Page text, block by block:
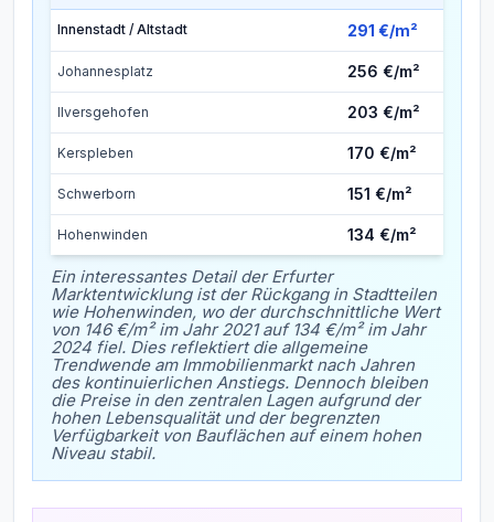
Innenstadt / Altstadt 291 €/m²
Johannesplatz 256 €/m²
Ilversgehofen 203 €/m²
Kerspleben 170 €/m²
Schwerborn 151 €/m²
Hohenwinden 134 €/m²
Ein interessantes Detail der Erfurter
Marktentwicklung ist der Rückgang in Stadtteilen
wie Hohenwinden, wo der durchschnittliche Wert
von 146 €/m² im Jahr 2021 auf 134 €/m² im Jahr
2024 fiel. Dies reflektiert die allgemeine
Trendwende am Immobilienmarkt nach Jahren
des kontinuierlichen Anstiegs. Dennoch bleiben
die Preise in den zentralen Lagen aufgrund der
hohen Lebensqualität und der begrenzten
Verfügbarkeit von Bauflächen auf einem hohen
Niveau stabil.